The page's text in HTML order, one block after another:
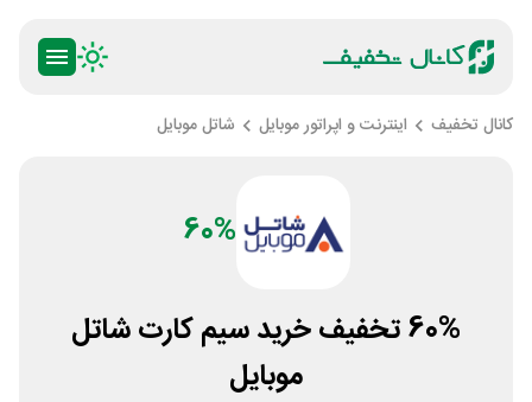
کانال تخفیف اینترنت و اپراتور موبایل شاتل موبایل
60%
60% تخفیف خرید سیم کارت شاتل
موبایل